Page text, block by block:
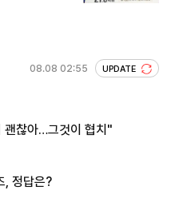
08.08 02:55 UPDATE
괜찮아…그것이 협치"
, 정답은?